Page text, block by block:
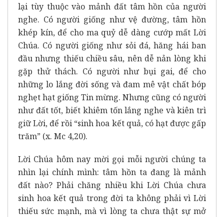
lại tùy thuộc vào mảnh đất tâm hồn của người
nghe. Có người giống như vệ đường, tâm hồn
khép kín, để cho ma quỷ dễ dàng cướp mất Lời
Chúa. Có người giống như sỏi đá, hăng hái ban
đầu nhưng thiếu chiều sâu, nên dễ nản lòng khi
gặp thử thách. Có người như bụi gai, để cho
những lo lắng đời sống và đam mê vật chất bóp
nghẹt hạt giống Tin mừng. Nhưng cũng có người
như đất tốt, biết khiêm tốn lắng nghe và kiên trì
giữ Lời, để rồi “sinh hoa kết quả, có hạt được gấp
trăm” (x. Mc 4,20).
Lời Chúa hôm nay mời gọi mỗi người chúng ta
nhìn lại chính mình: tâm hồn ta đang là mảnh
đất nào? Phải chăng nhiều khi Lời Chúa chưa
sinh hoa kết quả trong đời ta không phải vì Lời
thiếu sức mạnh, mà vì lòng ta chưa thật sự mở